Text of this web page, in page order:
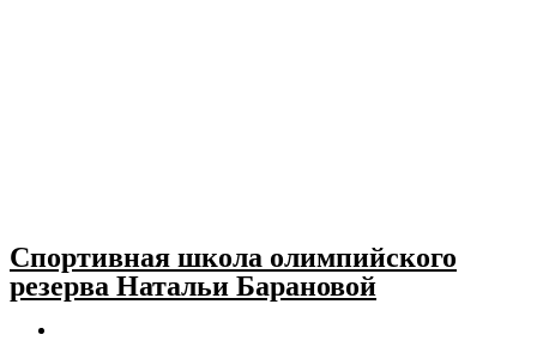
Спортивная школа олимпийского
резерва Натальи Барановой